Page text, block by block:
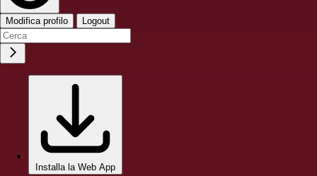
Modifica profilo Logout
Installa la Web App